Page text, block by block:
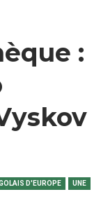
:
D'EUROPE UNE